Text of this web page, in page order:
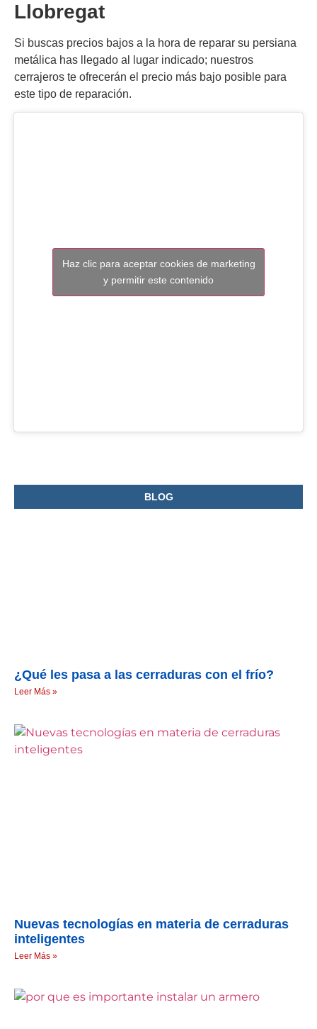
Llobregat
Si buscas precios bajos a la hora de reparar su persiana
metálica has llegado al lugar indicado; nuestros
cerrajeros te ofrecerán el precio más bajo posible para
este tipo de reparación.
Haz clic para aceptar cookies de marketing
y permitir este contenido
BLOG
¿Qué les pasa a las cerraduras con el frío?
Leer Más »
Nuevas tecnologías en materia de cerraduras
inteligentes
Leer Más »